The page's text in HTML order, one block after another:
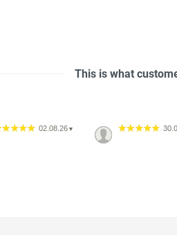
This is what
02.08.26 ▼